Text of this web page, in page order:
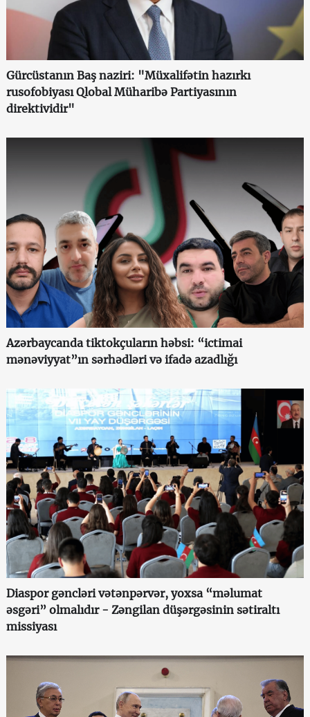
Gürcüstanın Baş naziri: "Müxalifətin hazırkı
rusofobiyası Qlobal Müharibə Partiyasının
direktividir"
Azərbaycanda tiktokçuların həbsi: “ictimai
mənəviyyat”ın sərhədləri və ifadə azadlığı
Diaspor gəncləri vətənpərvər, yoxsa “məlumat
əsgəri” olmalıdır - Zəngilan düşərgəsinin sətiraltı
missiyası